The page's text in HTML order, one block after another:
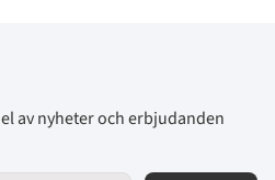
av nyheter och erbjudanden